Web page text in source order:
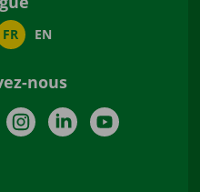
FR EN
nous
InstagramLinkedInYouTube